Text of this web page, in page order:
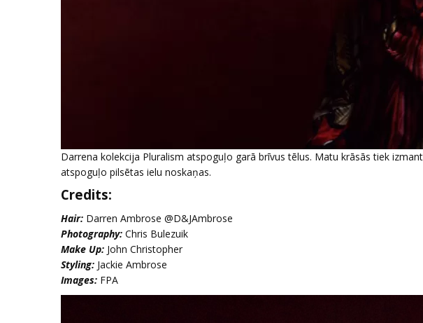
Darrena kolekcija Pluralism atspoguļo garā brīvus tēlus. Matu krāsās tiek
atspoguļo pilsētas ielu noskaņas.
Credits:
Hair: Darren Ambrose @D&JAmbrose
Photography: Chris Bulezuik
Make Up: John Christopher
Styling: Jackie Ambrose
Images: FPA